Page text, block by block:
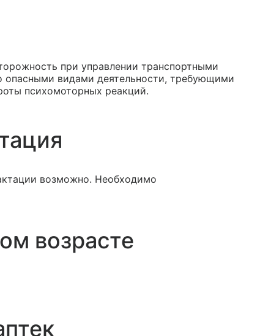
при управлении транспортными
опасными видами деятельности, требующими
психомоторных реакций.
возможно. Необходимо
возрасте